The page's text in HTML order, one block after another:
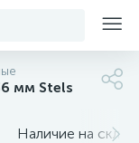
мм Stels
Наличие на